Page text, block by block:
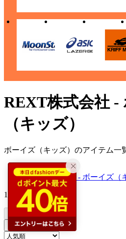
REXT株式会社 -
（キッズ）
ボーイズ（キッズ）のアイテム一
d fashion TOP
REXT株式会社 - ボーイズ（
18
絞り込む